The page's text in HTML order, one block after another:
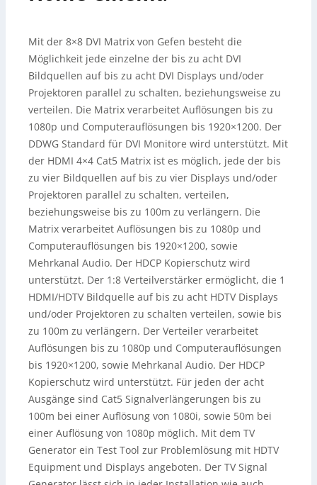
Mit der 8×8 DVI Matrix von Gefen besteht die
Möglichkeit jede einzelne der bis zu acht DVI
Bildquellen auf bis zu acht DVI Displays und/oder
Projektoren parallel zu schalten, beziehungsweise zu
verteilen. Die Matrix verarbeitet Auflösungen bis zu
1080p und Computerauflösungen bis 1920×1200. Der
DDWG Standard für DVI Monitore wird unterstützt. Mit
der HDMI 4×4 Cat5 Matrix ist es möglich, jede der bis
zu vier Bildquellen auf bis zu vier Displays und/oder
Projektoren parallel zu schalten, verteilen,
beziehungsweise bis zu 100m zu verlängern. Die
Matrix verarbeitet Auflösungen bis zu 1080p und
Computerauflösungen bis 1920×1200, sowie
Mehrkanal Audio. Der HDCP Kopierschutz wird
unterstützt. Der 1:8 Verteilverstärker ermöglicht, die 1
HDMI/HDTV Bildquelle auf bis zu acht HDTV Displays
und/oder Projektoren zu schalten verteilen, sowie bis
zu 100m zu verlängern. Der Verteiler verarbeitet
Auflösungen bis zu 1080p und Computerauflösungen
bis 1920×1200, sowie Mehrkanal Audio. Der HDCP
Kopierschutz wird unterstützt. Für jeden der acht
Ausgänge sind Cat5 Signalverlängerungen bis zu
100m bei einer Auflösung von 1080i, sowie 50m bei
einer Auflösung von 1080p möglich. Mit dem TV
Generator ein Test Tool zur Problemlösung mit HDTV
Equipment und Displays angeboten. Der TV Signal